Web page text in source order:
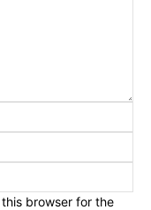
browser for the